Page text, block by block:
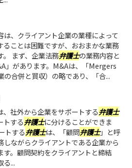
は、クライアント企業の業種によって
ることは困難ですが、おおまかな業務
。 まず、企業法務弁護士の業務内容と
」があります。M&Aは、「Mergers
合併と買収）の略であり、「合...
、社外から企業をサポートする弁護士
トする弁護士に分けることができま
トする弁護士は、「顧問弁護士」と呼
しながらクライアントである企業から
す。顧問契約をクライアントと締結
る...